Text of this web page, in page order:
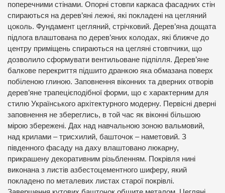
поперечними стінами. Опорні стовпи каркаса фасадних стін
спираються на дерев’яні лежні, які покладені на цегляний
цоколь. Фундамент цегляний, стрічковий. Дерев’яна дощата
підлога влаштована по дерев’яних колодах, які ближче до
центру приміщень спираються на цегляні стовпчики, що
дозволило сформувати вентильоване підпілля. Дерев’яне
балкове перекриття підшито дранкою яка обмазана поверх
побіленою глиною. Заповнення віконних та дверних отворів
дерев’яне трапецієподібної форми, що є характерним для
стилю Українського архітектурного модерну. Первісні дверні
заповнення не збереглись, в той час як віконні більшою
мірою збережені. Дах над навчальною зоною вальмовий,
над крилами – трисхилий, башточок – наметовий. З
південного фасаду на даху влаштовано люкарну,
прикрашену декоративним різьбленням. Покрівля нині
виконана з листів азбестоцементного шиферу, який
покладено по металевих листах старої покрівлі.